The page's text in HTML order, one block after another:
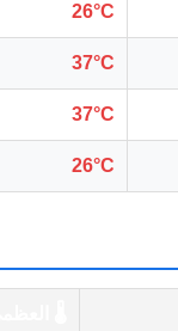
26°C
37°C
37°C
26°C